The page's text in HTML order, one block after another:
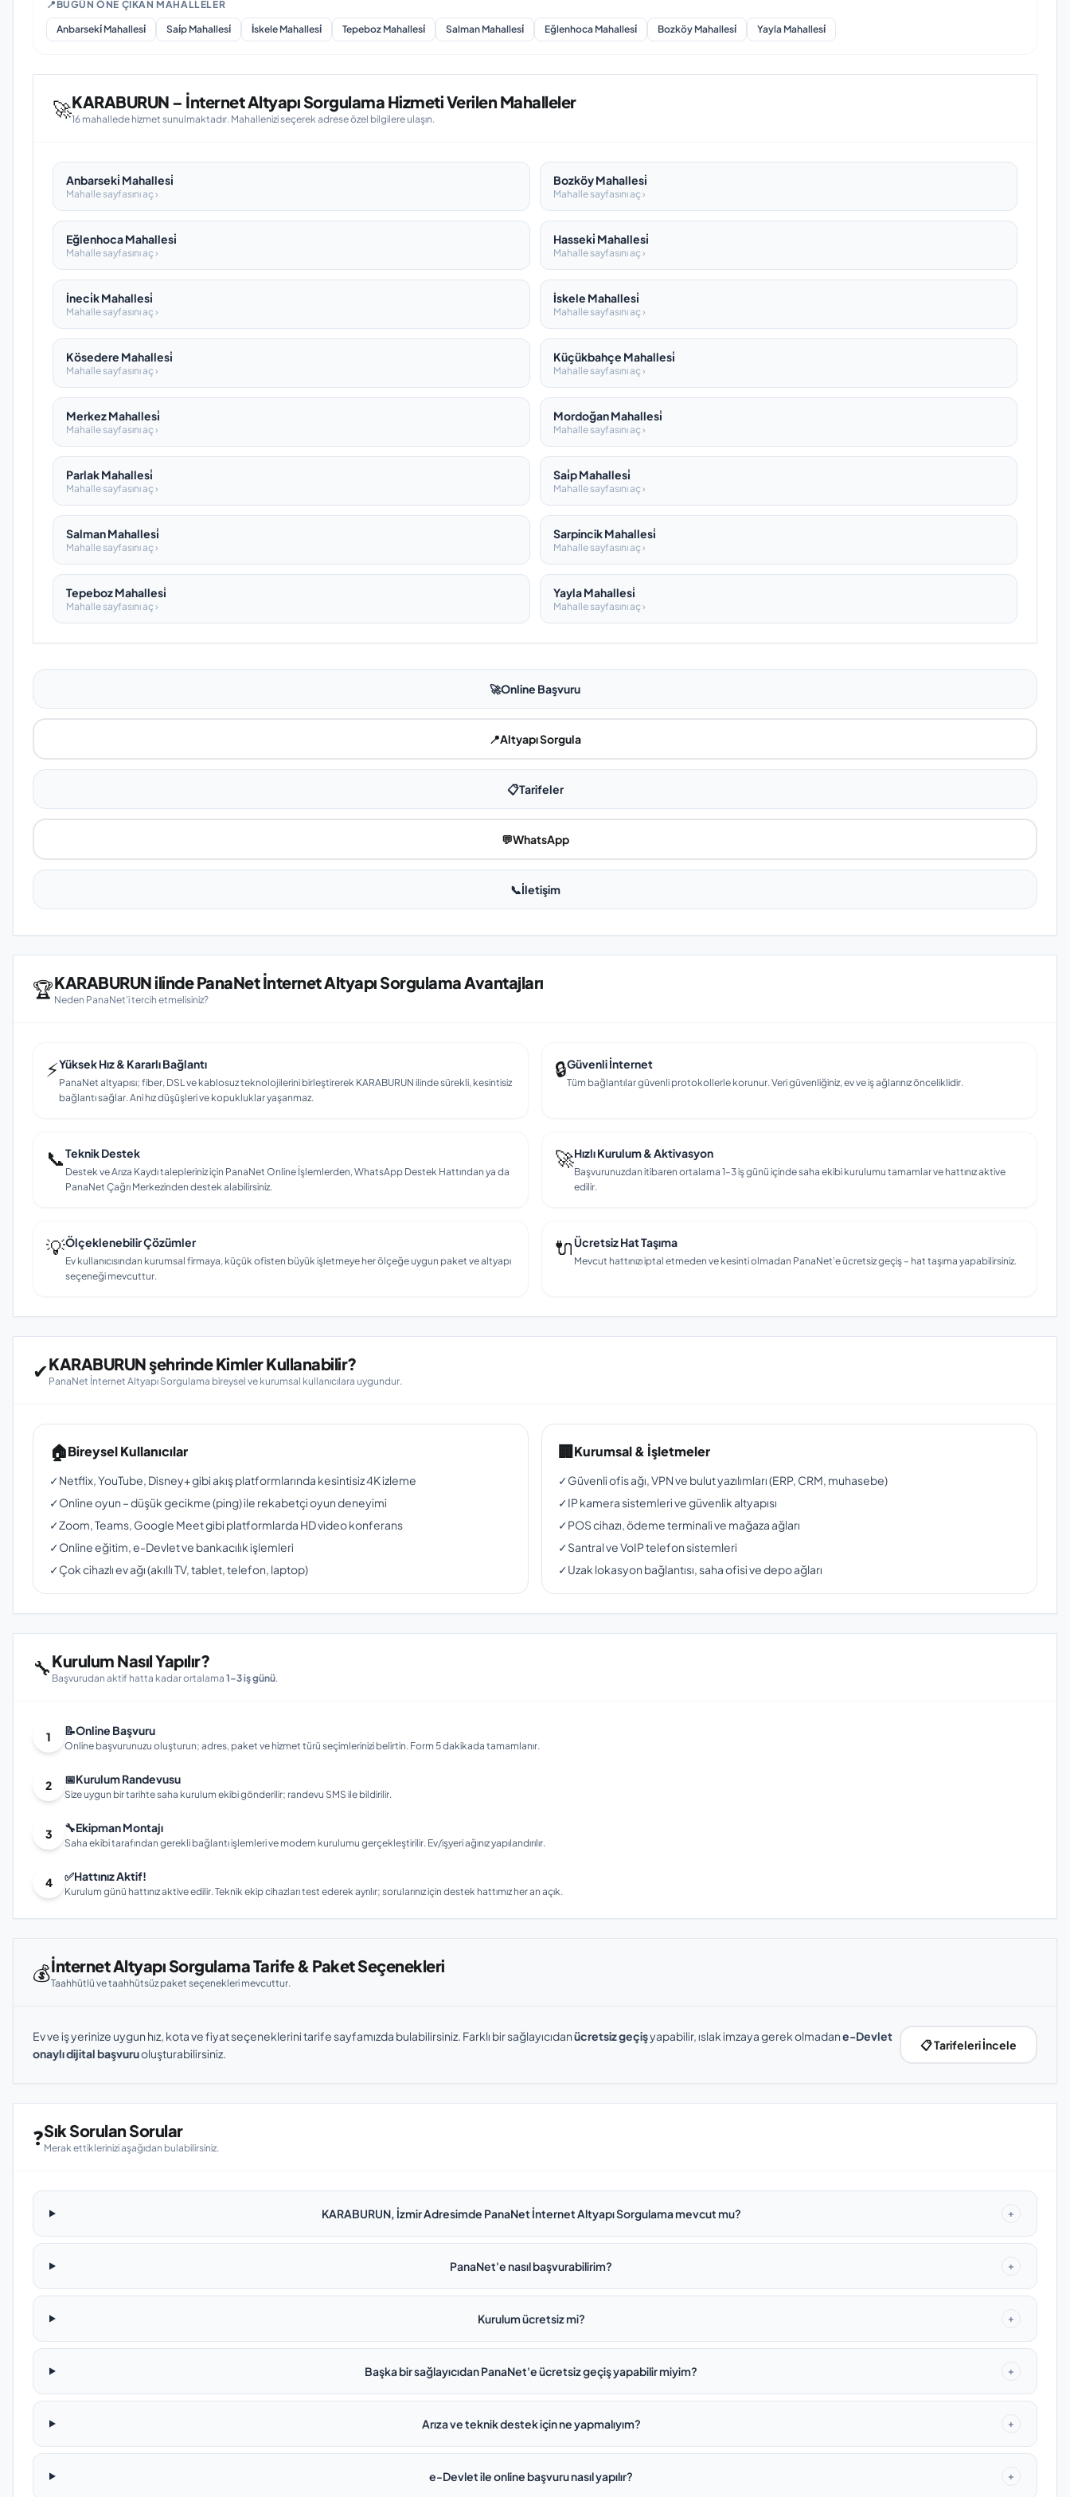
📍 BUGÜN ÖNE ÇIKAN MAHALLELER
Anbarseki̇ Mahallesi̇ Sai̇p Mahallesi̇ İskele Mahallesi̇ Tepeboz Mahallesi̇ Salman Mahallesi̇ Eğlenhoca Mahallesi̇ Bozköy Mahallesi̇ Yayla Mahallesi̇
🚀KARABURUN – İnternet Altyapı Sorgulama Hizmeti Verilen Mahalleler
16 mahallede hizmet sunulmaktadır. Mahallenizi seçerek adrese özel bilgilere ulaşın.
Anbarseki̇ Mahallesi̇
Mahalle sayfasını aç ›
Bozköy Mahallesi̇
Mahalle sayfasını aç ›
Eğlenhoca Mahallesi̇
Mahalle sayfasını aç ›
Hasseki̇ Mahallesi̇
Mahalle sayfasını aç ›
İneci̇k Mahallesi̇
Mahalle sayfasını aç ›
İskele Mahallesi̇
Mahalle sayfasını aç ›
Kösedere Mahallesi̇
Mahalle sayfasını aç ›
Küçükbahçe Mahallesi̇
Mahalle sayfasını aç ›
Merkez Mahallesi̇
Mahalle sayfasını aç ›
Mordoğan Mahallesi̇
Mahalle sayfasını aç ›
Parlak Mahallesi̇
Mahalle sayfasını aç ›
Sai̇p Mahallesi̇
Mahalle sayfasını aç ›
Salman Mahallesi̇
Mahalle sayfasını aç ›
Sarpincik Mahallesi̇
Mahalle sayfasını aç ›
Tepeboz Mahallesi̇
Mahalle sayfasını aç ›
Yayla Mahallesi̇
Mahalle sayfasını aç ›
🚀Online Başvuru
📍Altyapı Sorgula
📋Tarifeler
💬WhatsApp
📞İletişim
🏆KARABURUN ilinde PanaNet İnternet Altyapı Sorgulama Avantajları
Neden PanaNet'i tercih etmelisiniz?
⚡Yüksek Hız & Kararlı Bağlantı
PanaNet altyapısı; fiber, DSL ve kablosuz teknolojilerini birleştirerek KARABURUN ilinde sürekli, kesintisiz
bağlantı sağlar. Ani hız düşüşleri ve kopukluklar yaşanmaz.
🔒Güvenli İnternet
Tüm bağlantılar güvenli protokollerle korunur. Veri güvenliğiniz, ev ve iş ağlarınız önceliklidir.
📞Teknik Destek
Destek ve Arıza Kaydı talepleriniz için PanaNet Online İşlemlerden, WhatsApp Destek Hattından ya da
PanaNet Çağrı Merkezinden destek alabilirsiniz.
🚀Hızlı Kurulum & Aktivasyon
Başvurunuzdan itibaren ortalama 1–3 iş günü içinde saha ekibi kurulumu tamamlar ve hattınız aktive
edilir.
💡Ölçeklenebilir Çözümler
Ev kullanıcısından kurumsal firmaya, küçük ofisten büyük işletmeye her ölçeğe uygun paket ve altyapı
seçeneği mevcuttur.
🔌Ücretsiz Hat Taşıma
Mevcut hattınızı iptal etmeden ve kesinti olmadan PanaNet'e ücretsiz geçiş – hat taşıma yapabilirsiniz.
✔KARABURUN şehrinde Kimler Kullanabilir?
PanaNet İnternet Altyapı Sorgulama bireysel ve kurumsal kullanıcılara uygundur.
🏠Bireysel Kullanıcılar
✓Netflix, YouTube, Disney+ gibi akış platformlarında kesintisiz 4K izleme
✓Online oyun – düşük gecikme (ping) ile rekabetçi oyun deneyimi
✓Zoom, Teams, Google Meet gibi platformlarda HD video konferans
✓Online eğitim, e-Devlet ve bankacılık işlemleri
✓Çok cihazlı ev ağı (akıllı TV, tablet, telefon, laptop)
🏢Kurumsal & İşletmeler
✓Güvenli ofis ağı, VPN ve bulut yazılımları (ERP, CRM, muhasebe)
✓IP kamera sistemleri ve güvenlik altyapısı
✓POS cihazı, ödeme terminali ve mağaza ağları
✓Santral ve VoIP telefon sistemleri
✓Uzak lokasyon bağlantısı, saha ofisi ve depo ağları
🔧Kurulum Nasıl Yapılır?
Başvurudan aktif hatta kadar ortalama 1–3 iş günü.
1 📝Online Başvuru
Online başvurunuzu oluşturun; adres, paket ve hizmet türü seçimlerinizi belirtin. Form 5 dakikada tamamlanır.
2 📅Kurulum Randevusu
Size uygun bir tarihte saha kurulum ekibi gönderilir; randevu SMS ile bildirilir.
3 🔧Ekipman Montajı
Saha ekibi tarafından gerekli bağlantı işlemleri ve modem kurulumu gerçekleştirilir. Ev/işyeri ağınız yapılandırılır.
4 ✅Hattınız Aktif!
Kurulum günü hattınız aktive edilir. Teknik ekip cihazları test ederek ayrılır; sorularınız için destek hattımız her an açık.
💰İnternet Altyapı Sorgulama Tarife & Paket Seçenekleri
Taahhütlü ve taahhütsüz paket seçenekleri mevcuttur.
Ev ve iş yerinize uygun hız, kota ve fiyat seçeneklerini tarife sayfamızda bulabilirsiniz. Farklı bir sağlayıcıdanücretsiz geçişyapabilir, ıslak imzaya gerek olmadane-Devlet
onaylı dijital başvuruoluşturabilirsiniz.
📋 Tarifeleri İncele
❓Sık Sorulan Sorular
Merak ettiklerinizi aşağıdan bulabilirsiniz.
KARABURUN, İzmir Adresimde PanaNet İnternet Altyapı Sorgulama mevcut mu? +
PanaNet'e nasıl başvurabilirim? +
Kurulum ücretsiz mi? +
Başka bir sağlayıcıdan PanaNet'e ücretsiz geçiş yapabilir miyim? +
Arıza ve teknik destek için ne yapmalıyım? +
e-Devlet ile online başvuru nasıl yapılır? +